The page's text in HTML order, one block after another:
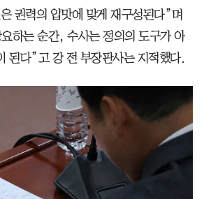
권력의 입맛에 맞게 재구성된다”며
하는 순간, 수사는 정의의 도구가 아
된다”고 강 전 부장판사는 지적했다.